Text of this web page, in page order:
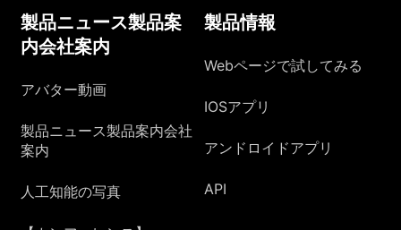
製品ニュース製品案
内会社案内
アバター動画
製品ニュース製品案内会社
案内
人工知能の写真
製品情報
Webページで試してみる
IOSアプリ
アンドロイドアプリ
API